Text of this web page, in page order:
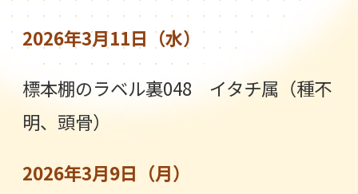
2026年3月11日（水）
標本棚のラベル裏048 イタチ属（種不
明、頭骨）
2026年3月9日（月）